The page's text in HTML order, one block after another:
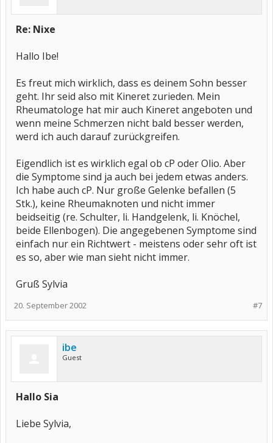
Re: Nixe
Hallo Ibe!
Es freut mich wirklich, dass es deinem Sohn besser
geht. Ihr seid also mit Kineret zurieden. Mein
Rheumatologe hat mir auch Kineret angeboten und
wenn meine Schmerzen nicht bald besser werden,
werd ich auch darauf zurückgreifen.
Eigendlich ist es wirklich egal ob cP oder Olio. Aber
die Symptome sind ja auch bei jedem etwas anders.
Ich habe auch cP. Nur große Gelenke befallen (5
Stk.), keine Rheumaknoten und nicht immer
beidseitig (re. Schulter, li. Handgelenk, li. Knöchel,
beide Ellenbogen). Die angegebenen Symptome sind
einfach nur ein Richtwert - meistens oder sehr oft ist
es so, aber wie man sieht nicht immer.
Gruß Sylvia
#7
20. September 2002
ibe
Guest
Hallo Sia
Liebe Sylvia,